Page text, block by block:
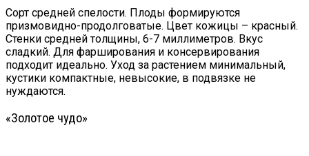
Сорт средней спелости. Плоды формируются
призмовидно-продолговатые. Цвет кожицы – красный.
Стенки средней толщины, 6-7 миллиметров. Вкус
сладкий. Для фарширования и консервирования
подходит идеально. Уход за растением минимальный,
кустики компактные, невысокие, в подвязке не
нуждаются.
«Золотое чудо»